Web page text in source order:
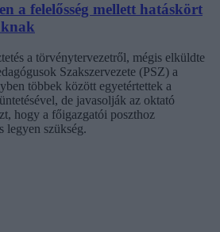
a felelősség mellett hatáskört
a törvénytervezetről, mégis elküldte
Szakszervezete (PSZ) a
többek között egyetértettek a
de javasolják az oktató
hogy a főigazgatói poszthoz
legyen szükség.